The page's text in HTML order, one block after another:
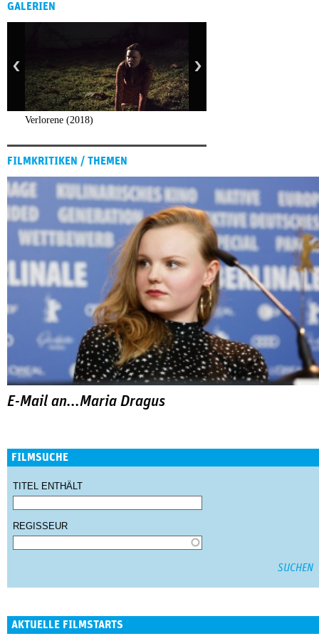
GALERIEN
Verlorene (2018)
FILMKRITIKEN / THEMEN
E-Mail an...Maria Dragus
FILMSUCHE
TITEL ENTHÄLT
REGISSEUR
AKTUELLE FILMSTARTS